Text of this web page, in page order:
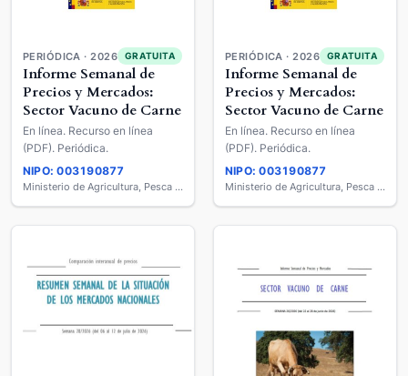
PERIÓDICA · 2026 GRATUITA
Informe Semanal de
Precios y Mercados:
Sector Vacuno de Carne
En línea. Recurso en línea
(PDF). Periódica.
NIPO: 003190877
Ministerio de Agricultura, Pesca y Alimentación
PERIÓDICA · 2026 GRATUITA
Informe Semanal de
Precios y Mercados:
Sector Vacuno de Carne
En línea. Recurso en línea
(PDF). Periódica.
NIPO: 003190877
Ministerio de Agricultura, Pesca y Alimentación